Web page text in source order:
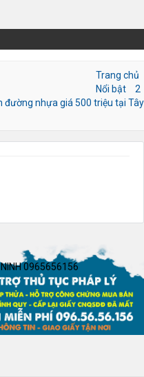
Trang chủ
Nổi bật
2
đường nhựa giá 500 triệu tại Tây
0965656156